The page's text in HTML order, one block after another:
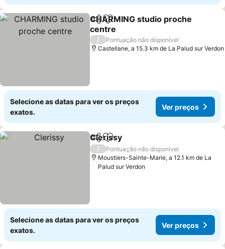
PartilharAdicionar aos favoritos
CHARMING studio proche
centre
Ver preços
/
Pontuação não disponível
Castellane, a 15.3 km de La Palud sur Verdon
Selecione as datas para ver os preços
exatos.
Ver preços
PartilharAdicionar aos favoritos
Clerissy
/
Pontuação não disponível
Moustiers-Sainte-Marie, a 12.1 km de La
Palud sur Verdon
Selecione as datas para ver os preços
exatos.
Ver preços